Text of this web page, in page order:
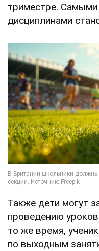
триместре.
дисциплинами
Также дети могут
проведению
то же время,
по выходным